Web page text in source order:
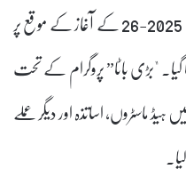
بندلہ گوڑہ 2 منڈل میں نئے تعلیمی سال 2025-26 کے آغاز کے موقع پر
"بڑی باٹا” پروگرام کے تحت
ماسٹروں، اساتذہ اور دیگر عملے